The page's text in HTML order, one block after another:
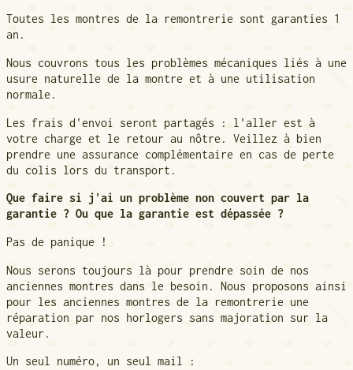
Toutes les montres de la remontrerie sont garanties 1
an.
Nous couvrons tous les problèmes mécaniques liés à une
usure naturelle de la montre et à une utilisation
normale.
Les frais d'envoi seront partagés : l'aller est à
votre charge et le retour au nôtre. Veillez à bien
prendre une assurance complémentaire en cas de perte
du colis lors du transport.
Que faire si j'ai un problème non couvert par la
garantie ? Ou que la garantie est dépassée ?
Pas de panique !
Nous serons toujours là pour prendre soin de nos
anciennes montres dans le besoin. Nous proposons ainsi
pour les anciennes montres de la remontrerie une
réparation par nos horlogers sans majoration sur la
valeur.
Un seul numéro, un seul mail :